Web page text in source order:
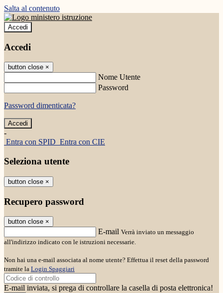
Salta al contenuto
Accedi
Accedi
button close ×
Nome Utente
Password
Password dimenticata?
-
Entra con SPID Entra con CIE
Seleziona utente
button close ×
Recupero password
button close ×
E-mail Verrà inviato un messaggio
all'indirizzo indicato con le istruzioni necessarie.
Non hai una e-mail associata al nome utente? Effettua il reset della password
tramite la Login Spaggiari
E-mail inviata, si prega di controllare la casella di posta elettronica!